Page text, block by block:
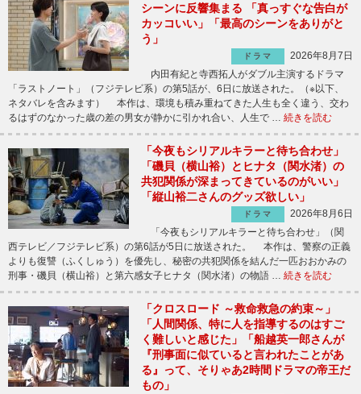
シーンに反響集まる 「真っすぐな告白が
カッコいい」「最高のシーンをありがと
う」
ドラマ
2026年8月7日
内田有紀と寺西拓人がダブル主演するドラマ
「ラストノート」（フジテレビ系）の第5話が、6日に放送された。（※以下、
ネタバレを含みます） 本作は、環境も積み重ねてきた人生も全く違う、交わ
るはずのなかった歳の差の男女が静かに引かれ合い、人生で … 続きを読む
「今夜もシリアルキラーと待ち合わせ」
「磯貝（横山裕）とヒナタ（関水渚）の
共犯関係が深まってきているのがいい」
「縦山裕二さんのグッズ欲しい」
ドラマ
2026年8月6日
「今夜もシリアルキラーと待ち合わせ」（関
西テレビ／フジテレビ系）の第6話が5日に放送された。 本作は、警察の正義
よりも復讐（ふくしゅう）を優先し、秘密の共犯関係を結んだ一匹おおかみの
刑事・磯貝（横山裕）と第六感女子ヒナタ（関水渚）の物語 … 続きを読む
「クロスロード ～救命救急の約束～」
「人間関係、特に人を指導するのはすご
く難しいと感じた」「船越英一郎さんが
『刑事面に似ていると言われたことがあ
る』って、そりゃあ2時間ドラマの帝王だ
もの」